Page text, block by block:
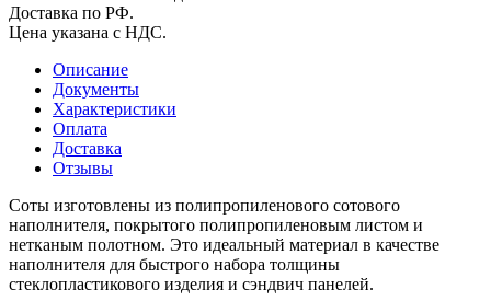
Доставка по РФ.
Цена указана с НДС.
Описание
Документы
Характеристики
Оплата
Доставка
Отзывы
Соты изготовлены из полипропиленового сотового
наполнителя, покрытого полипропиленовым листом и
нетканым полотном. Это идеальный материал в качестве
наполнителя для быстрого набора толщины
стеклопластикового изделия и сэндвич панелей.